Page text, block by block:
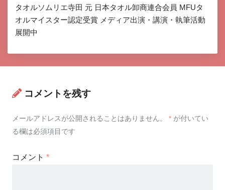
タオルソムリエ寺田 元 日本タオル卸商連合会員 MFUタ
オルマイスター認定受賞 メディア出演・講演・執筆活動
展開中
コメントを残す
メールアドレスが公開されることはありません。 * が付いてい
る欄は必須項目です
コメント *